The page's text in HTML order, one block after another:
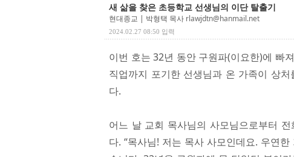
새 삶을 찾은 초등학교 선생님의 이단 탈출기
현대종교 | 박형택 목사 rlawjdtn@hanmail.net
2024.02.27 08:50 입력
이번 호는 32년 동안 구원파(이요한)에 빠
직업까지 포기한 선생님과 온 가족이 상
다.
어느 날 교회 목사님의 사모님으로부터
다. “목사님! 저는 목사 사모인데요. 우연